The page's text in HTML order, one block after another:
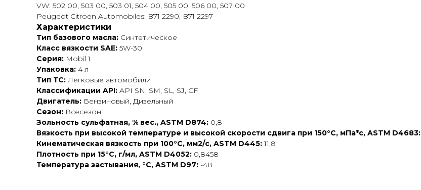
VW: 502 00, 503 00, 503 01, 504 00, 505 00, 506 00, 507 00
Peugeot Citroen Automobiles: B71 2290, B71 2297
Характеристики
Тип базового масла: Синтетическое
Класс вязкости SAE: 5W-30
Серия: Mobil 1
Упаковка: 4 л
Тип ТС:Легковые автомобили
Классификации API: API SN, SM, SL, SJ, CF
Двигатель: Бензиновый, Дизельный
Сезон: Всесезон
Зольность сульфатная, % вес., ASTM D874: 0,8
Вязкость при высокой температуре и высокой скорости сдвига при 150°C, мПа*с, ASTM D4683:
Кинематическая вязкость при 100°C, мм2/с, ASTM D445:11,8
Плотность при 15°C, г/мл, ASTM D4052: 0,8458
Температура застывания, °C, ASTM D97: -48